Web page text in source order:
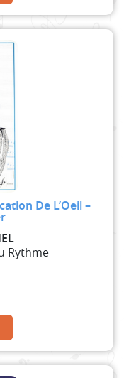
De L’Oeil –
Rythme